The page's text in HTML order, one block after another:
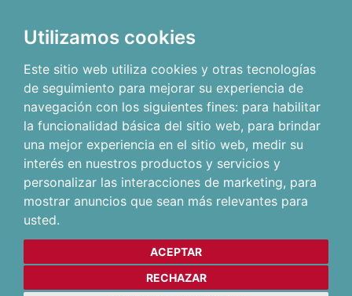
Utilizamos cookies
Este sitio web utiliza cookies y otras tecnologías
de seguimiento para mejorar su experiencia de
navegación con los siguientes fines: para habilitar
la funcionalidad básica del sitio web, para brindar
una mejor experiencia en el sitio web, medir su
interés en nuestros productos y servicios y
personalizar las interacciones de marketing, para
mostrar anuncios que sean más relevantes para
usted.
ACEPTAR
RECHAZAR